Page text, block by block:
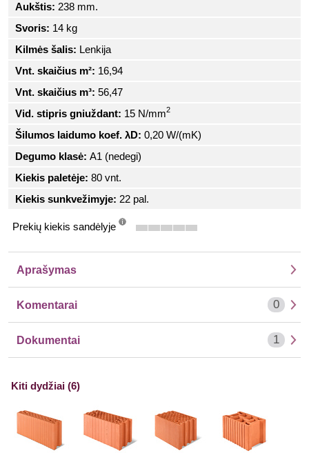
Aukštis: 238 mm.
Svoris: 14 kg
Kilmės šalis: Lenkija
Vnt. skaičius m²: 16,94
Vnt. skaičius m³: 56,47
Vid. stipris gniuždant: 15 N/mm2
Šilumos laidumo koef. λD: 0,20 W/(mK)
Degumo klasė: A1 (nedegi)
Kiekis paletėje: 80 vnt.
Kiekis sunkvežimyje: 22 pal.
Prekių kiekis sandėlyje
Aprašymas
Komentarai 0
Dokumentai 1
Kiti dydžiai (6)